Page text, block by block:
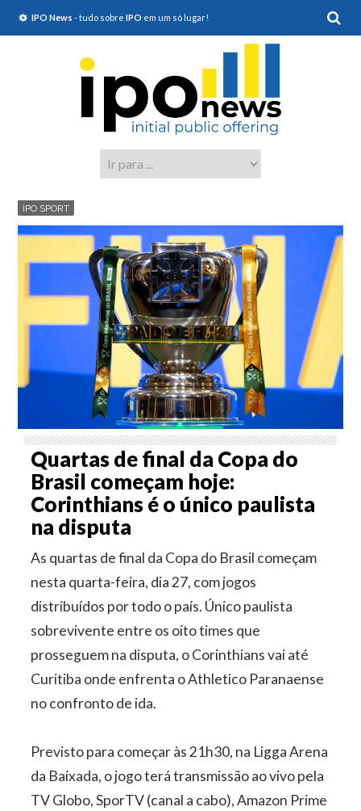
IPO News - tudo sobre IPO em um só lugar!
IPO SPORT
Quartas de final da Copa do
Brasil começam hoje:
Corinthians é o único paulista
na disputa
As quartas de final da Copa do Brasil começam
nesta quarta-feira, dia 27, com jogos
distribuídos por todo o país. Único paulista
sobrevivente entre os oito times que
prosseguem na disputa, o Corinthians vai até
Curitiba onde enfrenta o Athletico Paranaense
no confronto de ida.
Previsto para começar às 21h30, na Ligga Arena
da Baixada, o jogo terá transmissão ao vivo pela
TV Globo, SporTV (canal a cabo), Amazon Prime